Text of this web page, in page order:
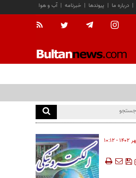
آب و هوا | خبرنامه | پیوندها | درباره ما |